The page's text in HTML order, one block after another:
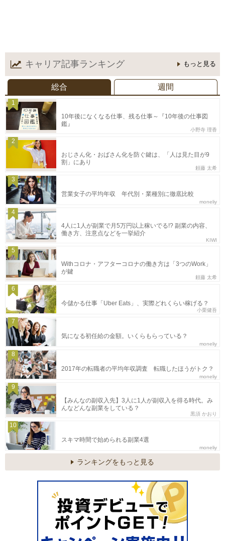
キャリア記事ランキング もっと見る
総合 週間
1
10年後になくなる仕事、残る仕事～『10年後の仕事図
鑑』
小野寺 理香
2
おじさん化・おばさん化を防ぐ鍵は、「人は見た目が9
割」にあり
頼藤 太希
3
営業女子の平均年収 年代別・業種別に徹底比較
moneliy
4
4人に1人が副業で月5万円以上稼いでる!? 副業の内容、
働き方、注意点などを一挙紹介
KIWI
5
Withコロナ・アフターコロナの働き方は「3つのWork」
が鍵
頼藤 太希
6
今儲かる仕事「Uber Eats」、実際どれくらい稼げる？
小栗健吾
7
気になる初任給の金額。いくらもらっている？
moneliy
8
2017年の転職者の平均年収調査 転職したほうがトク？
moneliy
9
【みんなの副収入先】3人に1人が副収入を得る時代。み
んなどんな副業をしている？
黒須 かおり
10
スキマ時間で始められる副業4選
moneliy
ランキングをもっと見る